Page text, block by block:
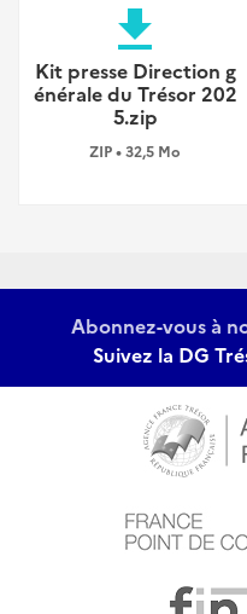
file_download
Kit presse Direction g
énérale du Trésor 202
5.zip
ZIP • 32,5 Mo
Abonnez-vous à
Suivez la DG